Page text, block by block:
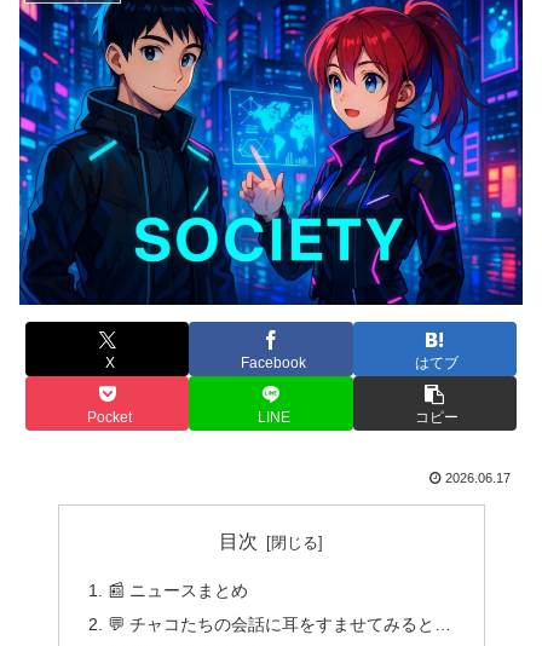
X Facebook はてブ
Pocket LINE コピー
2026.06.17
目次
📰 ニュースまとめ
💬 チャコたちの会話に耳をすませてみると…